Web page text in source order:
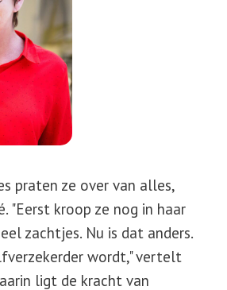
praten ze over van alles,
"Eerst kroop ze nog in haar
zachtjes. Nu is dat anders.
wordt," vertelt
ligt de kracht van